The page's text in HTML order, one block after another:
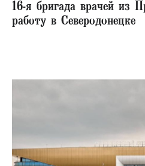
16-я бригада врачей из
работу в Северодонецке